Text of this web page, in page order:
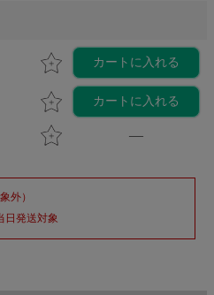
カートに入れる
カートに入れる
—
外）
日発送対象